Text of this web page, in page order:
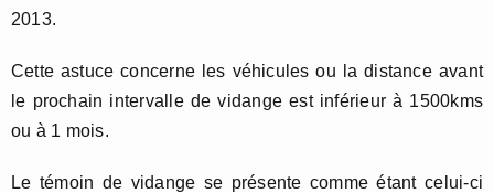
2013.
Cette astuce concerne les véhicules ou la distance avant
le prochain intervalle de vidange est inférieur à 1500kms
ou à 1 mois.
Le témoin de vidange se présente comme étant celui-ci